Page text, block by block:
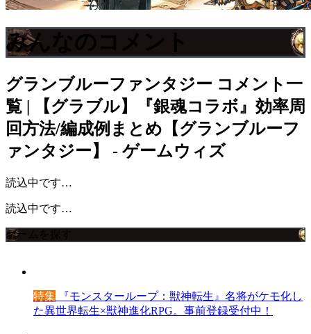
みんなのコメント
グランブルーファンタジー コメント一
覧 | 【グラブル】『銀魂コラボ』効率周
回方法/編成例まとめ【グランブルーフ
ァンタジー】 - ゲームウィズ
読込中です…
読込中です…
ゲームを探す
特集 『モンスターループ：獣神転生』名将がケモ化し
た異世界転生×獣神進化RPG。事前登録受付中！